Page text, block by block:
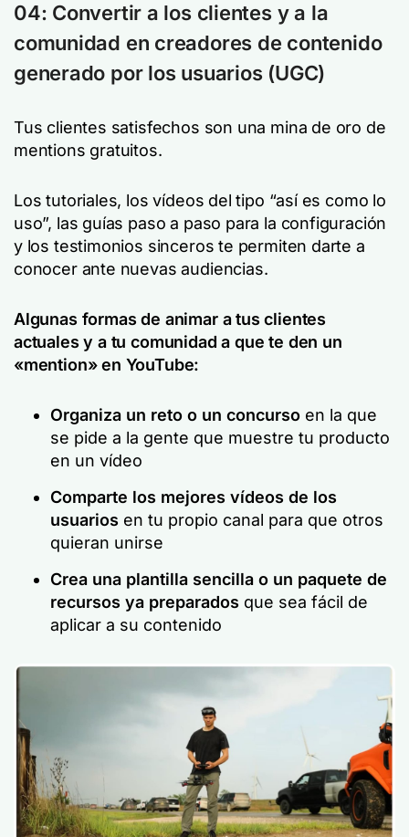
04: Convertir a los clientes y a la
comunidad en creadores de contenido
generado por los usuarios (UGC)
Tus clientes satisfechos son una mina de oro de
mentions gratuitos.
Los tutoriales, los vídeos del tipo “así es como lo
uso”, las guías paso a paso para la configuración
y los testimonios sinceros te permiten darte a
conocer ante nuevas audiencias.
Algunas formas de animar a tus clientes
actuales y a tu comunidad a que te den un
«mention» en YouTube:
Organiza un reto o un concurso en la que
se pide a la gente que muestre tu producto
en un vídeo
Comparte los mejores vídeos de los
usuarios en tu propio canal para que otros
quieran unirse
Crea una plantilla sencilla o un paquete de
recursos ya preparados que sea fácil de
aplicar a su contenido